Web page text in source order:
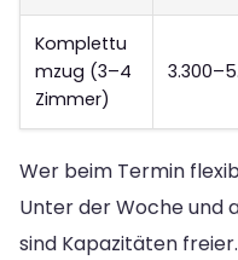
Komplettu
mzug (3–4
Zimmer)
Wer beim Termin
Unter der Woche und
sind Kapazitäten